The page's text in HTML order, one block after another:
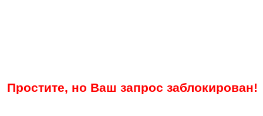
Простите, но Ваш запрос заблокирован!